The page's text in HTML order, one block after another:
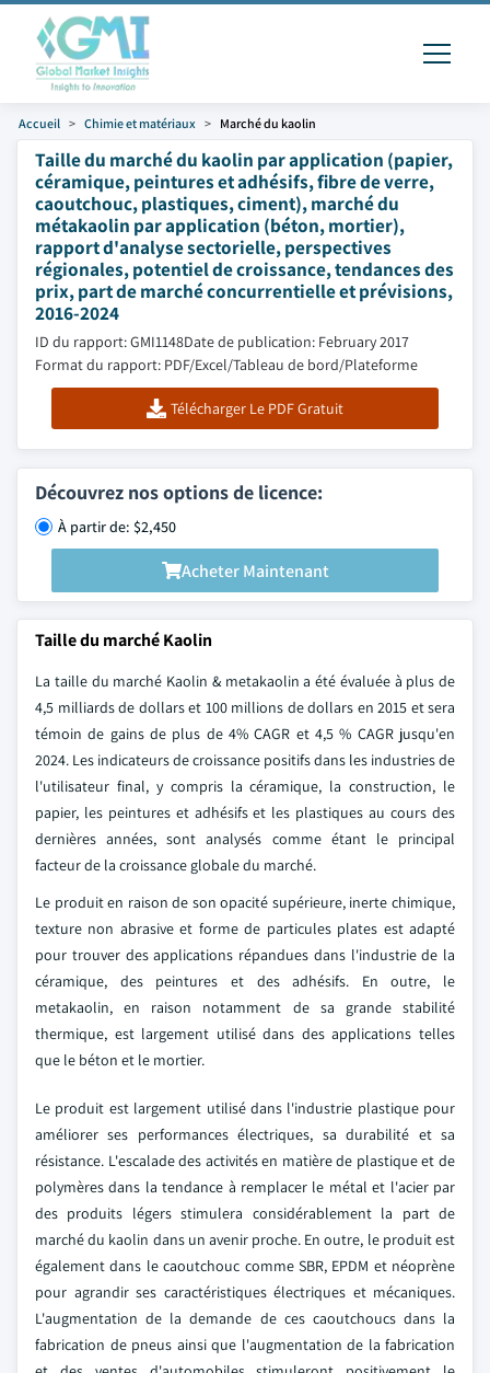
Accueil Chimie et matériaux Marché du kaolin
Taille du marché du kaolin par application (papier,
céramique, peintures et adhésifs, fibre de verre,
caoutchouc, plastiques, ciment), marché du
métakaolin par application (béton, mortier),
rapport d'analyse sectorielle, perspectives
régionales, potentiel de croissance, tendances des
prix, part de marché concurrentielle et prévisions,
2016-2024
ID du rapport: GMI1148Date de publication: February 2017
Format du rapport: PDF/Excel/Tableau de bord/Plateforme
Télécharger Le PDF Gratuit
Découvrez nos options de licence:
À partir de: $2,450
Acheter Maintenant
Taille du marché Kaolin
La taille du marché Kaolin & metakaolin a été évaluée à plus de
4,5 milliards de dollars et 100 millions de dollars en 2015 et sera
témoin de gains de plus de 4% CAGR et 4,5 % CAGR jusqu'en
2024. Les indicateurs de croissance positifs dans les industries de
l'utilisateur final, y compris la céramique, la construction, le
papier, les peintures et adhésifs et les plastiques au cours des
dernières années, sont analysés comme étant le principal
facteur de la croissance globale du marché.
Le produit en raison de son opacité supérieure, inerte chimique,
texture non abrasive et forme de particules plates est adapté
pour trouver des applications répandues dans l'industrie de la
céramique, des peintures et des adhésifs. En outre, le
metakaolin, en raison notamment de sa grande stabilité
thermique, est largement utilisé dans des applications telles
que le béton et le mortier.
Le produit est largement utilisé dans l'industrie plastique pour
améliorer ses performances électriques, sa durabilité et sa
résistance. L'escalade des activités en matière de plastique et de
polymères dans la tendance à remplacer le métal et l'acier par
des produits légers stimulera considérablement la part de
marché du kaolin dans un avenir proche. En outre, le produit est
également dans le caoutchouc comme SBR, EPDM et néoprène
pour agrandir ses caractéristiques électriques et mécaniques.
L'augmentation de la demande de ces caoutchoucs dans la
fabrication de pneus ainsi que l'augmentation de la fabrication